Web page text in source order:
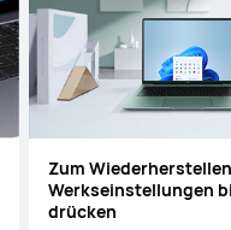
Zum
Werkseinstellungen
drücken